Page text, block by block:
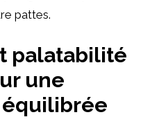
pattes.
palatabilité
une